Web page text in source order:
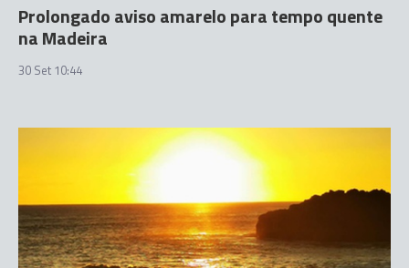
Prolongado aviso amarelo para tempo quente
na Madeira
30 Set 10:44